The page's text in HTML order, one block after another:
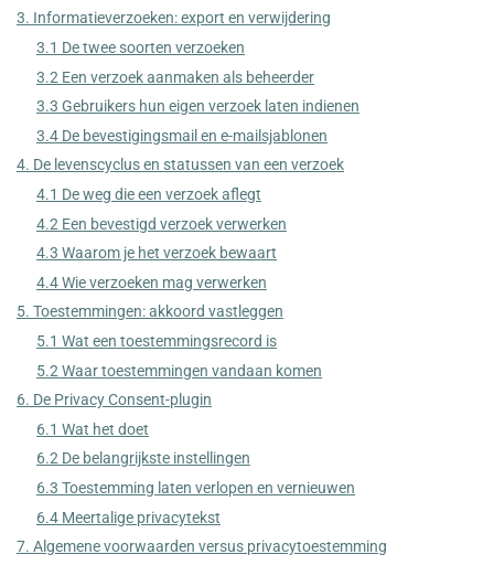
3. Informatieverzoeken: export en verwijdering
3.1 De twee soorten verzoeken
3.2 Een verzoek aanmaken als beheerder
3.3 Gebruikers hun eigen verzoek laten indienen
3.4 De bevestigingsmail en e-mailsjablonen
4. De levenscyclus en statussen van een verzoek
4.1 De weg die een verzoek aflegt
4.2 Een bevestigd verzoek verwerken
4.3 Waarom je het verzoek bewaart
4.4 Wie verzoeken mag verwerken
5. Toestemmingen: akkoord vastleggen
5.1 Wat een toestemmingsrecord is
5.2 Waar toestemmingen vandaan komen
6. De Privacy Consent-plugin
6.1 Wat het doet
6.2 De belangrijkste instellingen
6.3 Toestemming laten verlopen en vernieuwen
6.4 Meertalige privacytekst
7. Algemene voorwaarden versus privacytoestemming